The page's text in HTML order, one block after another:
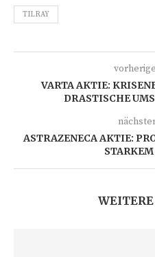
TILRAY
VARTA AKTIE:
DRASTISCHE
ASTRAZENECA AKTIE: